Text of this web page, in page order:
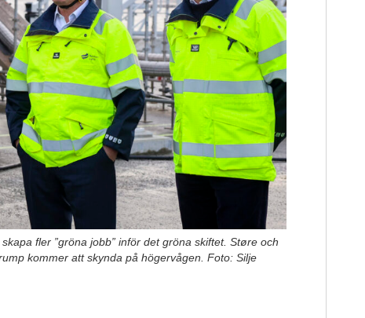
fler ”gröna jobb” inför det gröna skiftet. Støre och
kommer att skynda på högervågen. Foto: Silje